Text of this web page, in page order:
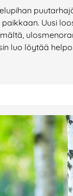
Uusi
luo löytää